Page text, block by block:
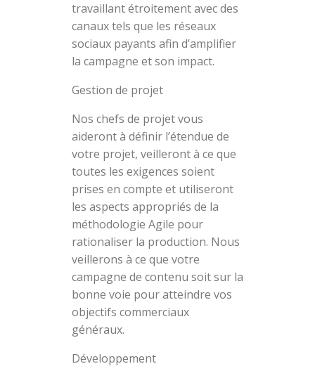
travaillant étroitement avec des
canaux tels que les réseaux
sociaux payants afin d’amplifier
la campagne et son impact.
Gestion de projet
Nos chefs de projet vous
aideront à définir l’étendue de
votre projet, veilleront à ce que
toutes les exigences soient
prises en compte et utiliseront
les aspects appropriés de la
méthodologie Agile pour
rationaliser la production. Nous
veillerons à ce que votre
campagne de contenu soit sur la
bonne voie pour atteindre vos
objectifs commerciaux
généraux.
Développement